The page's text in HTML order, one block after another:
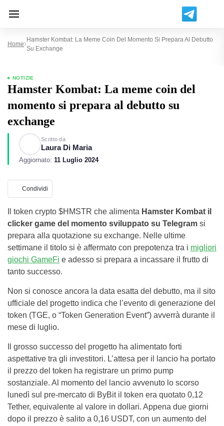
Home
Hamster Kombat: La Meme Coin Del Momento Si Prepara Al Debutto
Su Exchange
NOTIZIE
Hamster Kombat: La meme coin del
momento si prepara al debutto su
exchange
Scritto da
Laura Di Maria
Aggiornato: 11 Luglio 2024
Condividi
Il token crypto $HMSTR che alimenta Hamster Kombat il
clicker game del momento sviluppato su Telegram si
prepara alla quotazione su exchange. Nelle ultime
settimane il titolo si è affermato con prepotenza tra i migliori
giochi GameFi e adesso si prepara a incassare il frutto di
tanto successo.
Non si conosce ancora la data esatta del debutto, ma il sito
ufficiale del progetto indica che l’evento di generazione del
token (TGE, o “Token Generation Event”) avverrà durante il
mese di luglio.
Il grosso successo del progetto ha alimentato forti
aspettative tra gli investitori. L’attesa per il lancio ha portato
il prezzo del token ha registrare un primo pump
sostanziale. Al momento del lancio avvenuto lo scorso
lunedì sul pre-mercato di ByBit il token era quotato 0,12
Tether, equivalente al valore in dollari. Appena due giorni
dopo il prezzo è salito a 0,16 USDT, con un aumento del